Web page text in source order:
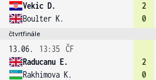
Vekic D.
Boulter K.
2
0
čtvrtfinále
13.06. 13:35 ČF
Raducanu E.
Rakhimova K.
2
0